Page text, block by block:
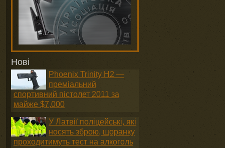
Нові
Phoenix Trinity H2 —
преміальний
спортивний пістолет 2011 за
майже $7,000
У Латвії поліцейські, які
носять зброю, щоранку
проходитимуть тест на алкоголь